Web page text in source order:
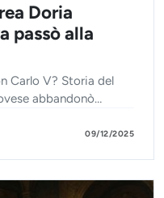
Doria
passò alla
Carlo V? Storia del
abbandonò
09/12/2025